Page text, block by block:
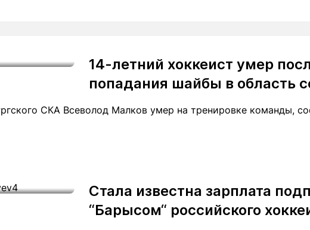
14-летний хоккеист умер
попадания шайбы в область
СКА Всеволод Малков умер на тренировке команды,
Стала известна зарплата
“Барысом“ российского